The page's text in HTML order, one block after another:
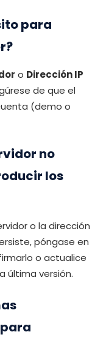
para
o Dirección IP
de que el
(demo o
no
los
o la dirección
póngase en
o actualice
última versión.